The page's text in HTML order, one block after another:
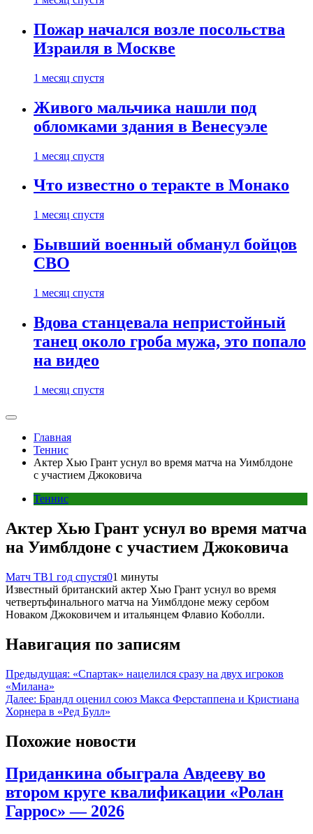
Пожар начался возле посольства
Израиля в Москве
1 месяц спустя
Живого мальчика нашли под
обломками здания в Венесуэле
1 месяц спустя
Что известно о теракте в Монако
1 месяц спустя
Бывший военный обманул бойцов
СВО
1 месяц спустя
Вдова станцевала непристойный
танец около гроба мужа, это попало
на видео
1 месяц спустя
Главная
Теннис
Актер Хью Грант уснул во время матча на Уимблдоне
с участием Джоковича
Теннис
Актер Хью Грант уснул во время матча
на Уимблдоне с участием Джоковича
Матч ТВ1 год спустя01 минуты
Известный британский актер Хью Грант уснул во время
четвертьфинального матча на Уимблдоне межу сербом
Новаком Джоковичем и итальянцем Флавио Коболли.
Навигация по записям
Предыдущая: «Спартак» нацелился сразу на двух игроков
«Милана»
Далее: Брандл оценил союз Макса Ферстаппена и Кристиана
Хорнера в «Ред Булл»
Похожие новости
Приданкина обыграла Авдееву во
втором круге квалификации «Ролан
Гаррос» — 2026